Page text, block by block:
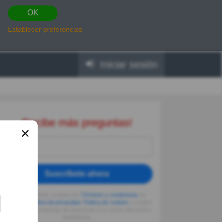
OK
Establecer preferencias
Iniciar sesión
Recibe más preguntas!
Suscríbete ahora
Política de privacidad
✕